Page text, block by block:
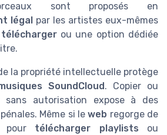
sont proposés en
légal par les artistes eux-mêmes
ou une option dédiée
la propriété intellectuelle protège
SoundCloud . Copier ou
autorisation expose à des
Même si leweb regorge de
pour télécharger playlists ou